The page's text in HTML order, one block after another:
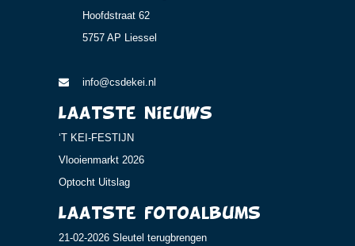
Hoofdstraat 62
5757 AP Liessel
info@csdekei.nl
Laatste nieuws
‘T KEI-FESTIJN
Vlooienmarkt 2026
Optocht Uitslag
Laatste fotoalbums
21-02-2026 Sleutel terugbrengen